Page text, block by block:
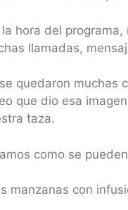
la hora del
llamadas,
quedaron muchas
que dio esa
taza.
como se
manzanas con